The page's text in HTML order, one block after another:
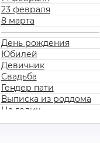
23 февраля
8 марта
————————————
День рождения
Юбилей
Девичник
Свадьба
Гендер пати
Выписка из роддома
На годик
Корпоратив